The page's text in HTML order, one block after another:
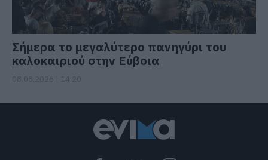
Σήμερα το μεγαλύτερο πανηγύρι του
καλοκαιριού στην Εύβοια